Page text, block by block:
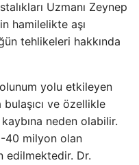
Uzmanı Zeynep
hamilelikte aşı
tehlikeleri hakkında
yolu etkileyen
ve özellikle
neden olabilir.
40 milyon olan
edilmektedir. Dr.